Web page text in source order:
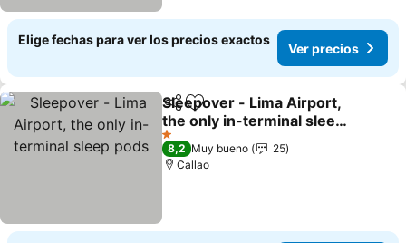
Elige fechas para ver los precios exactos
Ver precios
CompartirAgregar a favoritos
Sleepover - Lima Airport,
the only in-terminal sleep
pods
Ver precios
1 Estrellas
8,2 Muy bueno
25
Callao